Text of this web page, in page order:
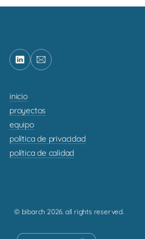
inicio
proyectos
equipo
política de privacidad
política de calidad
© bibarch 2026. all rights reserved.